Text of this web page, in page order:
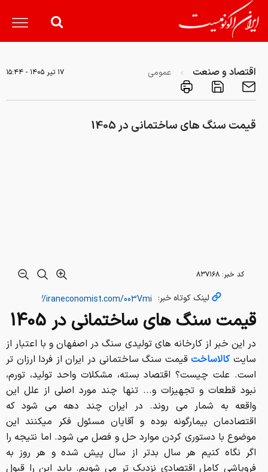
اقتصاد و صنعت عمومی ۱۷ تير ۱۴۰۵ - ۱۵:۴۴
قیمت سنگ های ساختمانی در 1405
است. علت چیست؟ اقتصاد بسته، مشکلات واحد تولید، تورم،
نبود قطعات و تجهیزات و... تنها چند مورد اصلی از علل این
واقعه به شمار می روند. در ایران چند دهه می شود که
اقتصادمان بیمارگونه بوده و آقایان مسئول فکر میکنند این
موضوع با دستوری کردن موارد حل و فصل می شود. اما نتیجه را
اگر نگاه کنیم هر سال بدتر از سال پیش شده و هر روز به
فروپاشی کامل اقتصادی نزدیک تر می شویم. باید این را قبول
کنیم که بعضی از چیزها دست ما نیست، ما مردمی هستیم که در
ایران قدرت انتخاب و اعتراض نداشته و تنها می توانیم خود را با
شرایط فعلی وفق بدهیم. وگرنه اگر کسی تنها چند کتاب در مورد
اقتصاد خوانده باشد متوجه می شود که 90 درصد مشکلات
اقتصادی این مملکت منشأ داخلی داشته و ارتباطی به تحریم
ندارد. مادامی که دولت یا حکومت به این نتیجه نرسد که باید